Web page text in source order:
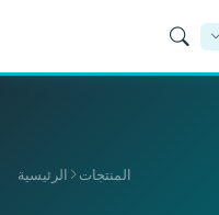
الرئيسية المنتجات